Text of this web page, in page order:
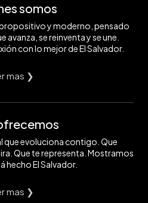
somos
y moderno, pensado
avanza, se reinventa y se une.
con lo mejor de El Salvador.
mas ❯
que evoluciona contigo. Que
Que te representa. Mostramos
hecho El Salvador.
mas ❯